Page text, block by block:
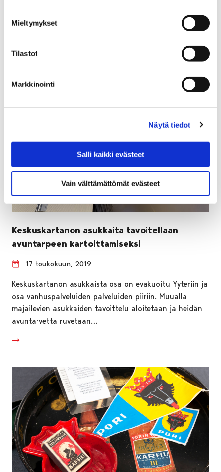
Mieltymykset
Tilastot
Markkinointi
Näytä tiedot
Salli kaikki evästeet
Vain välttämättömät evästeet
Jatkossa Sampolan asukastuvan asiakkaat ovat
liikuntakeskuksen yhteisötila Salongin toimintaan.
Keskuskartanon asukkaita tavoitellaan
avuntarpeen kartoittamiseksi
17 toukokuun, 2019
Keskuskartanon asukkaista osa on evakuoitu Yyteriin ja
osa vanhuspalveluiden palveluiden piiriin. Muualla
majailevien asukkaiden tavoittelu aloitetaan ja heidän
avuntarvetta ruvetaan…